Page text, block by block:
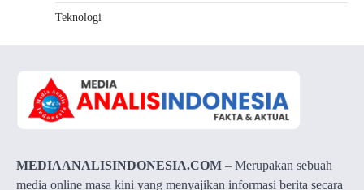
Teknologi
MEDIAANALISINDONESIA.COM – Merupakan sebuah
media online masa kini yang menyajikan informasi berita secara